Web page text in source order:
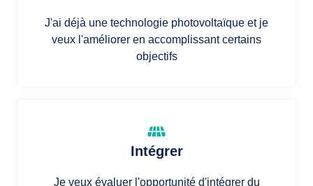
J'ai déjà une technologie photovoltaïque et je
veux l'améliorer en accomplissant certains
objectifs
Intégrer
Je veux évaluer l'opportunité d'intégrer du